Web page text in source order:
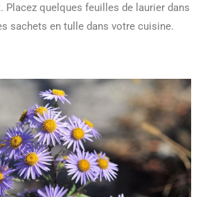
Placez quelques feuilles de laurier dans
sachets en tulle dans votre cuisine.